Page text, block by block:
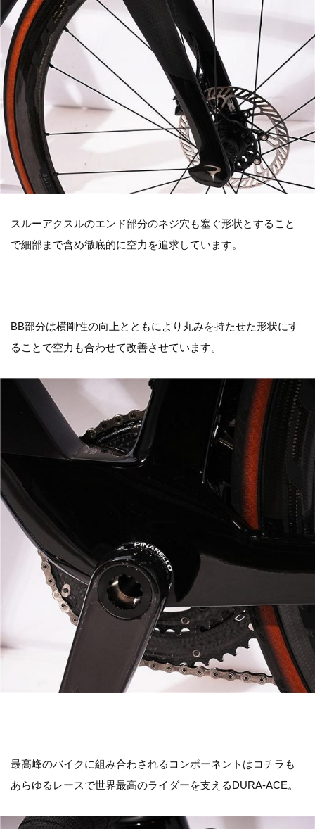
スルーアクスルのエンド部分のネジ穴も塞ぐ形状とすること
で細部まで含め徹底的に空力を追求しています。
BB部分は横剛性の向上とともにより丸みを持たせた形状にす
ることで空力も合わせて改善させています。
最高峰のバイクに組み合わされるコンポーネントはコチラも
あらゆるレースで世界最高のライダーを支えるDURA-ACE。